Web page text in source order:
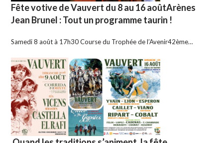
Fête votive de Vauvert du 8 au 16 aoûtArènes
Jean Brunel : Tout un programme taurin !
Samedi 8 août à 17h30 Course du Trophée de l’Avenir42ème…